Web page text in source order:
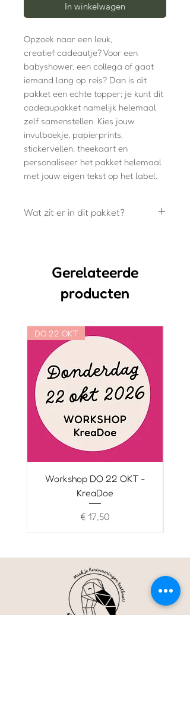
In winkelwagen
Opzoek naar een leuk,
creatief cadeautje? Voor een
babyshower, een collega of gaat
iemand lang op reis? Dan is dit
pakket een echte topper; je kunt dit
cadeaupakket namelijk helemaal
zelf samenstellen. Kies jouw
invulboekje, papierprints,
stickervellen, theekaart en
personaliseer het pakket helemaal
met jouw eigen tekst op het label.
Wat zit er in dit pakket?
Geïllustreerde stickers
Gerelateerde
producten
DO 22 OKT
Workshop DO 22 OKT -
KreaDoe
Prijs
€ 17,50